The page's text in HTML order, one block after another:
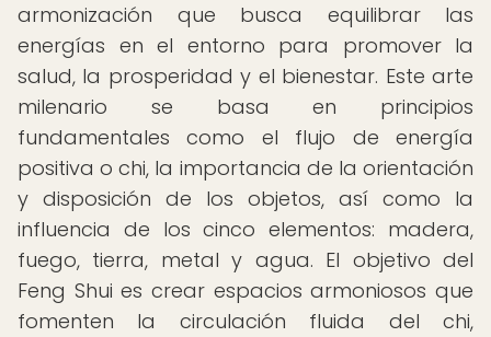
armonización que busca equilibrar las
energías en el entorno para promover la
salud, la prosperidad y el bienestar. Este arte
milenario se basa en principios
fundamentales como el flujo de energía
positiva o chi, la importancia de la orientación
y disposición de los objetos, así como la
influencia de los cinco elementos: madera,
fuego, tierra, metal y agua. El objetivo del
Feng Shui es crear espacios armoniosos que
fomenten la circulación fluida del chi,